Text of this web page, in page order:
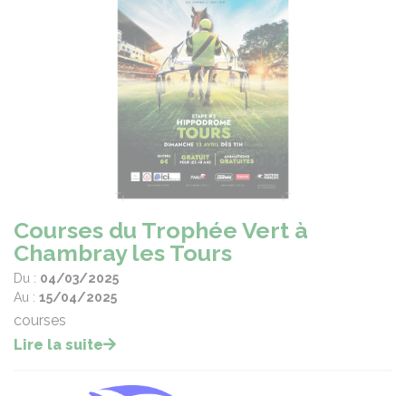
Courses du Trophée Vert à
Chambray les Tours
Du : 04/03/2025
Au : 15/04/2025
courses
Lire la suite